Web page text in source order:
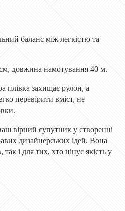
баланс між легкістю та
довжина намотування 40 м.
плівка захищає рулон, а
перевірити вміст, не
вірний супутник у створенні
дизайнерських ідей. Вона
так і для тих, хто цінує якість у